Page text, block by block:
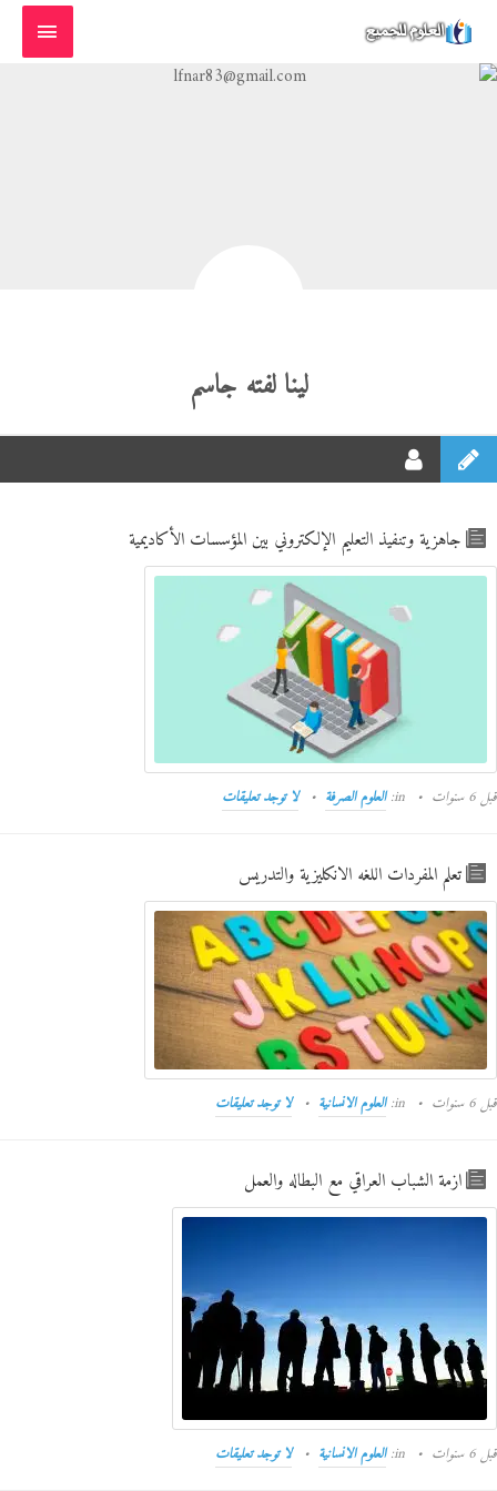
المحتوى
القائمة
الرئيسية
لينا لفته جاسم
جاهزية وتنفيذ التعليم الإلكتروني بين المؤسسات الأكاديمية
قبل 6 سنوات in: العلوم الصرفة لا توجد تعليقات
تعلم المفردات اللغه الانكليزية والتدريس
قبل 6 سنوات in: العلوم الانسانية لا توجد تعليقات
ازمة الشباب العراقي مع البطاله والعمل
قبل 6 سنوات in: العلوم الانسانية لا توجد تعليقات